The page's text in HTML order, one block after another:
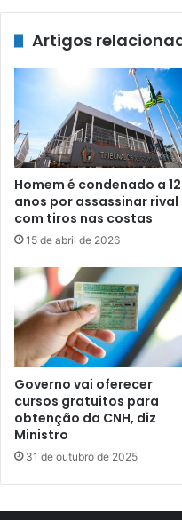
Artigos
Homem é condenado a 12
anos por assassinar rival
com tiros nas costas
15 de abril de 2026
Governo vai oferecer
cursos gratuitos para
obtenção da CNH, diz
Ministro
31 de outubro de 2025